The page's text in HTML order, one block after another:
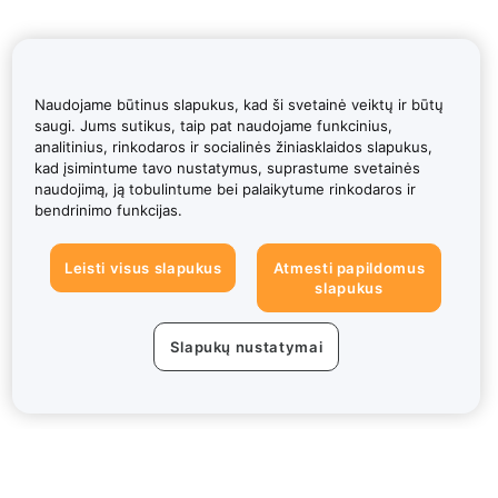
Naudojame būtinus slapukus, kad ši svetainė veiktų ir būtų
saugi. Jums sutikus, taip pat naudojame funkcinius,
analitinius, rinkodaros ir socialinės žiniasklaidos slapukus,
kad įsimintume tavo nustatymus, suprastume svetainės
naudojimą, ją tobulintume bei palaikytume rinkodaros ir
bendrinimo funkcijas.
Leisti visus slapukus
Atmesti papildomus
slapukus
Slapukų nustatymai